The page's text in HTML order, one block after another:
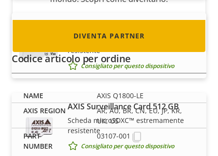
Scheda micro SDXC™ estremamente
resistente
Consigliato per questo dispositivo
AXIS Surveillance Card 512 GB
Scheda microSDXC™ estremamente
resistente
Consigliato per questo dispositivo
DIVENTA PARTNER
Codice articolo per ordine
AXIS Q1800-LE
AR, AU, BR, CN, EU, JP, KR,
UK, US
03107-001